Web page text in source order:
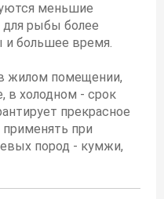
меньшие
рыбы более
и большее время.
жилом помещении,
в холодном - срок
прекрасное
при
пород - кумжи,